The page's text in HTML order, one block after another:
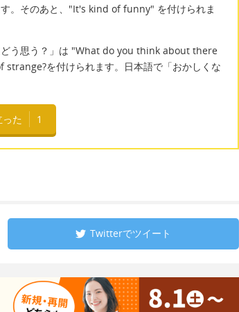
。そのあと、"It's kind of funny" を付けられま
どう思う？」は "What do you think about there
を付けられます。日本語で「おかしくな
た 1
Twitterでツイート